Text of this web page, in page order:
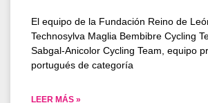
El equipo de la Fundación Reino de
Technosylva Maglia Bembibre Cycling
Sabgal-Anicolor Cycling Team, equipo
portugués de categoría
LEER MÁS »